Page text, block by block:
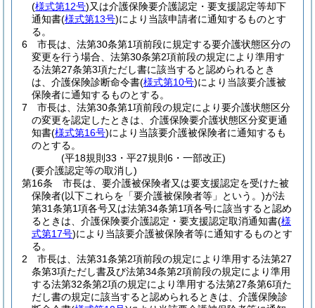
(様式第12号)又は介護保険要介護認定・要支援認定等却下
通知書(様式第13号)により当該申請者に通知するものとす
る。
6
市長は、法第30条第1項前段に規定する要介護状態区分の
変更を行う場合、法第30条第2項前段の規定により準用す
る法第27条第3項ただし書に該当すると認められるとき
は、介護保険診断命令書(様式第10号)により当該要介護被
保険者に通知するものとする。
7
市長は、法第30条第1項前段の規定により要介護状態区分
の変更を認定したときは、介護保険要介護状態区分変更通
知書(様式第16号)により当該要介護被保険者に通知するも
のとする。
(平18規則33・平27規則6・一部改正)
(要介護認定等の取消し)
第16条
市長は、要介護被保険者又は要支援認定を受けた被
保険者(以下これらを「要介護被保険者等」という。)が法
第31条第1項各号又は法第34条第1項各号に該当すると認め
るときは、介護保険要介護認定・要支援認定取消通知書(様
式第17号)により当該要介護被保険者等に通知するものとす
る。
2
市長は、法第31条第2項前段の規定により準用する法第27
条第3項ただし書及び法第34条第2項前段の規定により準用
する法第32条第2項の規定により準用する法第27条第6項た
だし書の規定に該当すると認められるときは、介護保険診